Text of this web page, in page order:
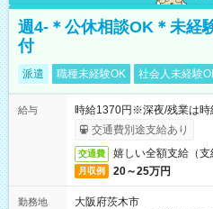
週4-＊公休相談OK＊未経
付
派遣 職種未経験OK 社会人未経験
給与
時給1370円※深夜/残業は時
交通費別途支給あり
交通費 嬉しい全額支給（支
月収例 20～25万円
勤務地
大阪府茨木市